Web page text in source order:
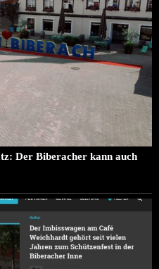
Der Biberacher kann auch